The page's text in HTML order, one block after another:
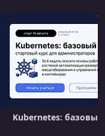
Kubernetes: